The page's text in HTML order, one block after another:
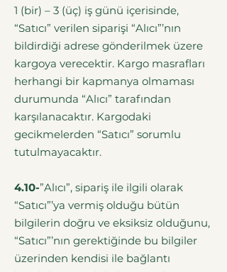
1 (bir) – 3 (üç) iş günü içerisinde,
“Satıcı” verilen siparişi “Alıcı”’nın
bildirdiği adrese gönderilmek üzere
kargoya verecektir. Kargo masrafları
herhangi bir kapmanya olmaması
durumunda “Alıcı” tarafından
karşılanacaktır. Kargodaki
gecikmelerden “Satıcı” sorumlu
tutulmayacaktır.
4.10-”Alıcı”, sipariş ile ilgili olarak
“Satıcı”’ya vermiş olduğu bütün
bilgilerin doğru ve eksiksiz olduğunu,
“Satıcı”’nın gerektiğinde bu bilgiler
üzerinden kendisi ile bağlantı